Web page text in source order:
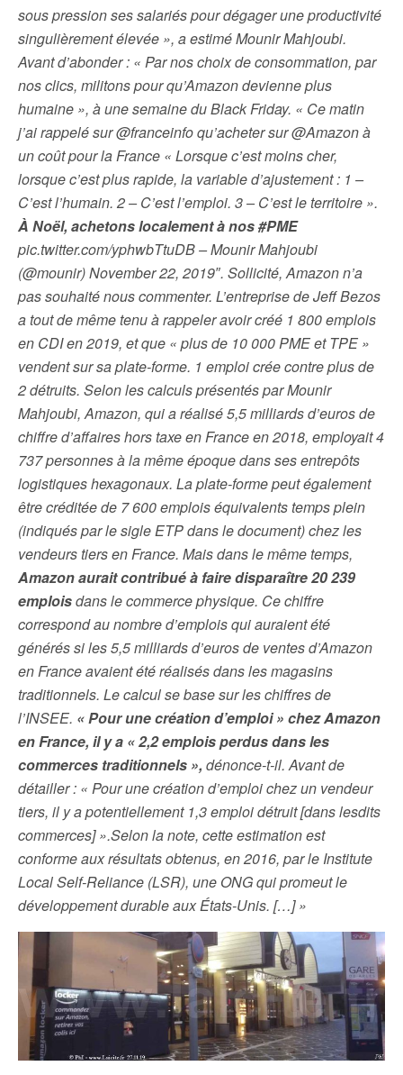
sous pression ses salariés pour dégager une productivité
singulièrement élevée », a estimé Mounir Mahjoubi.
Avant d’abonder : « Par nos choix de consommation, par
nos clics, militons pour qu’Amazon devienne plus
humaine », à une semaine du Black Friday. « Ce matin
j’ai rappelé sur @franceinfo qu’acheter sur @Amazon à
un coût pour la France « Lorsque c’est moins cher,
lorsque c’est plus rapide, la variable d’ajustement : 1 –
C’est l’humain. 2 – C’est l’emploi. 3 – C’est le territoire ».
À Noël, achetons localement à nos #PME
pic.twitter.com/yphwbTtuDB – Mounir Mahjoubi
(@mounir) November 22, 2019″. Sollicité, Amazon n’a
pas souhaité nous commenter. L’entreprise de Jeff Bezos
a tout de même tenu à rappeler avoir créé 1 800 emplois
en CDI en 2019, et que « plus de 10 000 PME et TPE »
vendent sur sa plate-forme. 1 emploi crée contre plus de
2 détruits. Selon les calculs présentés par Mounir
Mahjoubi, Amazon, qui a réalisé 5,5 milliards d’euros de
chiffre d’affaires hors taxe en France en 2018, employait 4
737 personnes à la même époque dans ses entrepôts
logistiques hexagonaux. La plate-forme peut également
être créditée de 7 600 emplois équivalents temps plein
(indiqués par le sigle ETP dans le document) chez les
vendeurs tiers en France. Mais dans le même temps,
Amazon aurait contribué à faire disparaître 20 239
emploisdans le commerce physique. Ce chiffre
correspond au nombre d’emplois qui auraient été
générés si les 5,5 milliards d’euros de ventes d’Amazon
en France avaient été réalisés dans les magasins
traditionnels. Le calcul se base sur les chiffres de
l’INSEE. « Pour une création d’emploi » chez Amazon
en France, il y a « 2,2 emplois perdus dans les
commerces traditionnels », dénonce-t-il. Avant de
détailler : « Pour une création d’emploi chez un vendeur
tiers, il y a potentiellement 1,3 emploi détruit [dans lesdits
commerces] ».Selon la note, cette estimation est
conforme aux résultats obtenus, en 2016, par le Institute
Local Self-Reliance (LSR), une ONG qui promeut le
développement durable aux États-Unis. […] »